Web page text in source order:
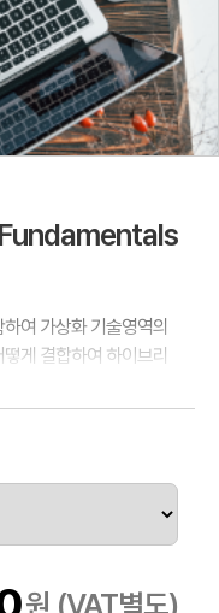
여 가상화 기술영역의
게 결합하여 하이브리
이러한 제품이 비즈니스
련된 기본 내용들에 대
니다.
원 (VAT별도)